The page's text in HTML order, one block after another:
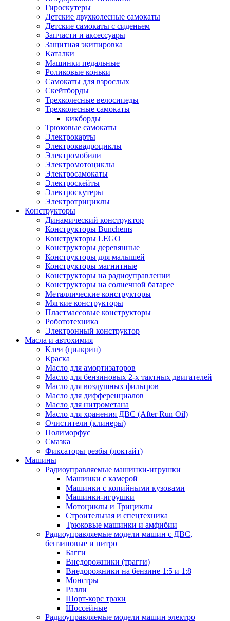
Гироскутеры
Детские двухколесные самокаты
Детские самокаты с сиденьем
Запчасти и аксессуары
Защитная экипировка
Каталки
Машинки педальные
Роликовые коньки
Самокаты для взрослых
Скейтборды
Трехколесные велосипеды
Трехколесные самокаты
кикборды
Трюковые самокаты
Электрокарты
Электроквадроциклы
Электромобили
Электромотоциклы
Электросамокаты
Электроскейты
Электроскутеры
Электротрициклы
Конструкторы
Динамический конструктор
Конструкторы Bunchems
Конструкторы LEGO
Конструкторы деревянные
Конструкторы для малышей
Конструкторы магнитные
Конструкторы на радиоуправлении
Конструкторы на солнечной батарее
Металлические конструкторы
Мягкие конструкторы
Пластмассовые конструкторы
Робототехника
Электронный конструктор
Масла и автохимия
Клеи (циакрин)
Краска
Масло для амортизаторов
Масло для бензиновых 2-х тактных двигателей
Масло для воздушных фильтров
Масло для дифференциалов
Масло для нитрометана
Масло для хранения ДВС (After Run Oil)
Очистители (клинеры)
Полиморфус
Смазка
Фиксаторы резбы (локтайт)
Машины
Радиоуправляемые машинки-игрушки
Машинки с камерой
Машинки с копийными кузовами
Машинки-игрушки
Мотоциклы и Трициклы
Строительная и спецтехника
Трюковые машинки и амфибии
Радиоуправляемые модели машин с ДВС,
бензиновые и нитро
Багги
Внедорожники (трагги)
Внедорожники на бензине 1:5 и 1:8
Монстры
Ралли
Шорт-корс траки
Шоссейные
Радиоуправляемые модели машин электро